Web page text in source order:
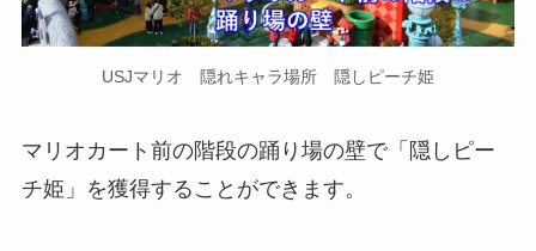
USJマリオ 隠れキャラ場所 隠しピーチ姫
マリオカート前の階段の踊り場の壁で「隠しピー
チ姫」を獲得することができます。